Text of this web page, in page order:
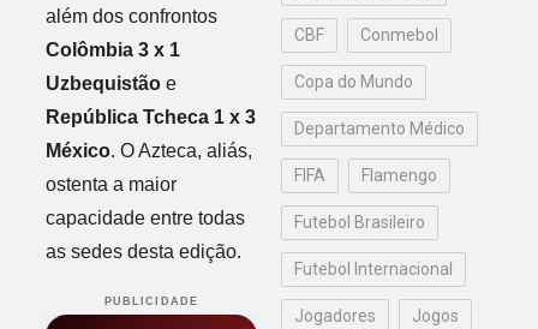
além dos confrontos
Colômbia 3 x 1
Uzbequistãoe
República Tcheca 1 x 3
México. O Azteca, aliás,
ostenta a maior
capacidade entre todas
as sedes desta edição.
PUBLICIDADE
CBF Conmebol
Copa do Mundo
Departamento Médico
FIFA Flamengo
Futebol Brasileiro
Futebol Internacional
Jogadores Jogos